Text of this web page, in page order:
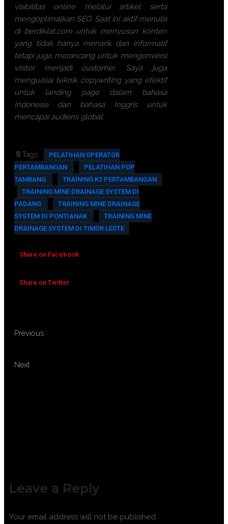
visibilitas online melalui artikel serta
mengoptimalkan SEO. Saat ini aktif menulis
di berdiklat.com untuk menyusun konten
yang tidak hanya menarik dan informatif
tetapi juga merancang untuk mengonversi
visitor menjadi customer. Saya juga
menguasai teknik copywriting yang efektif
untuk landing page dalam bahasa
Indonesia dan bahasa Inggris untuk
mencapai audiens global.
🔖Tags:
PELATIHAN OPERATOR
PERTAMBANGAN
PELATIHAN POP
TAMBANG
TRAINING K3 PERTAMBANGAN
TRAINING MINE DRAINAGE SYSTEM DI
PADANG
TRAINING MINE DRAINAGE
SYSTEM DI PONTIANAK
TRAINING MINE
DRAINAGE SYSTEM DI TIMOR LESTE
Share on Facebook
Share on Twitter
Previous
Next
Leave a Reply
Your email address will not be published.